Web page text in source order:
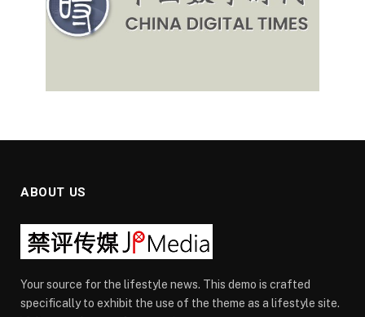
ABOUT US
Your source for the lifestyle news. This demo is crafted
specifically to exhibit the use of the theme as a lifestyle site.